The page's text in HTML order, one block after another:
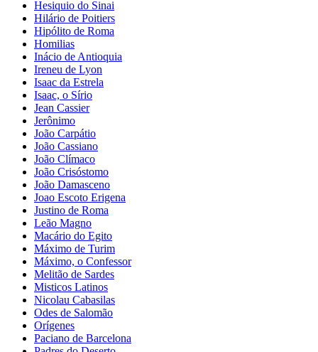
Hesiquio do Sinai
Hilário de Poitiers
Hipólito de Roma
Homilias
Inácio de Antioquia
Ireneu de Lyon
Isaac da Estrela
Isaac, o Sírio
Jean Cassier
Jerônimo
João Carpátio
João Cassiano
João Clímaco
João Crisóstomo
João Damasceno
Joao Escoto Erigena
Justino de Roma
Leão Magno
Macário do Egito
Máximo de Turim
Máximo, o Confessor
Melitão de Sardes
Misticos Latinos
Nicolau Cabasilas
Odes de Salomão
Orígenes
Paciano de Barcelona